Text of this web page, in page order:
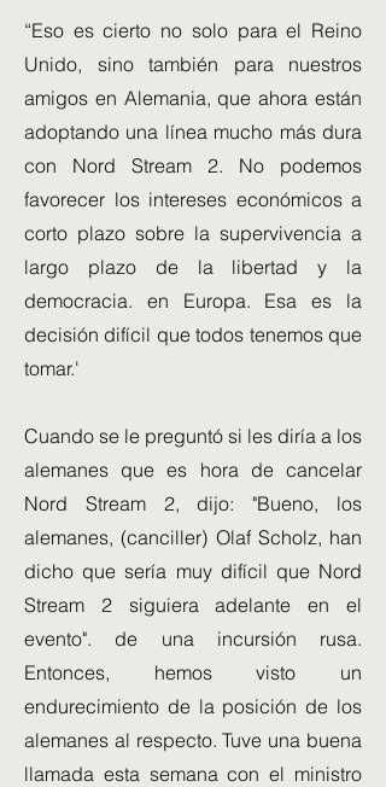
“Eso es cierto no solo para el Reino
Unido, sino también para nuestros
amigos en Alemania, que ahora están
adoptando una línea mucho más dura
con Nord Stream 2. No podemos
favorecer los intereses económicos a
corto plazo sobre la supervivencia a
largo plazo de la libertad y la
democracia. en Europa. Esa es la
decisión difícil que todos tenemos que
tomar.'
Cuando se le preguntó si les diría a los
alemanes que es hora de cancelar
Nord Stream 2, dijo: "Bueno, los
alemanes, (canciller) Olaf Scholz, han
dicho que sería muy difícil que Nord
Stream 2 siguiera adelante en el
evento". de una incursión rusa.
Entonces, hemos visto un
endurecimiento de la posición de los
alemanes al respecto. Tuve una buena
llamada esta semana con el ministro